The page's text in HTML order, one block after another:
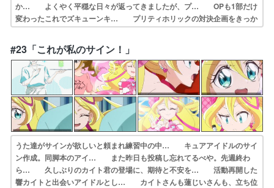
か… よくやく平穏な日々が返ってきましたが、プ… OPも1部だけ
変わったこれでズキューンキ… プリティホリックの対決企画をきっか
けに始… アイドルプリキュアVSズキューンキッス！… アイドル
プリキュアvsズキューンキッスと… こころとメロロンの推し対決、テ
レ朝繋がり… 対立煽りは美味しい事をスポンサーが理解し…
#23「これが私のサイン！」
うた達がサインが欲しいと頼まれ練習中の中… キュアアイドルのサイ
ン作成。同脚本のアイ… また昨日も投稿し忘れてるべや。先週終わ
ら… 久しぶりのカイト君の登場に、期待と不安を… 活動再開した
響カイトと出会いアイドルとし… カイトさんも蓮じいさんも、立ち位